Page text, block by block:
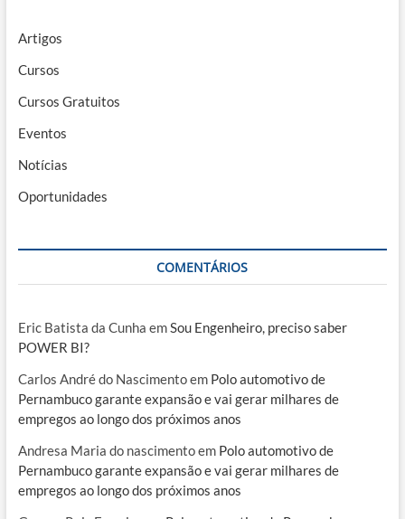
Artigos
Cursos
Cursos Gratuitos
Eventos
Notícias
Oportunidades
COMENTÁRIOS
Eric Batista da Cunha emSou Engenheiro, preciso saber
POWER BI?
Carlos André do Nascimentoem Polo automotivo de
Pernambuco garante expansão e vai gerar milhares de
empregos ao longo dos próximos anos
Andresa Maria do nascimentoem Polo automotivo de
Pernambuco garante expansão e vai gerar milhares de
empregos ao longo dos próximos anos